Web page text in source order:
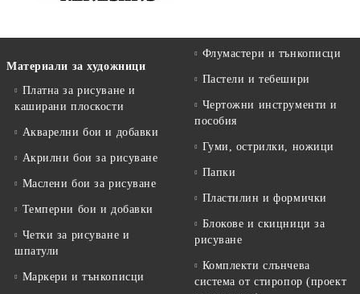
Материали за художници
Платна за рисуване и
каширани плоскости
Акварелни бои и добавки
Акрилни бои за рисуване
Маслени бои за рисуване
Темперни бои и добавки
Четки за рисуване и
шпатули
Маркери и тънкописци
Флумастери и тънкописци
Пастели и тебешири
Чертожни инструменти и
пособия
Гуми, острилки, ножици
Папки
Пластилин и формички
Блокове и скицници за
рисуване
Комплекти слънчева
система от стиропор (проект